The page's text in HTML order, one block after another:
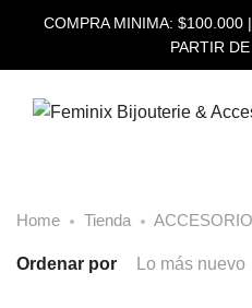
COMPRA MINIMA: $100.000
PARTIR
Home Tienda
Ordenar por Lo más nuevo